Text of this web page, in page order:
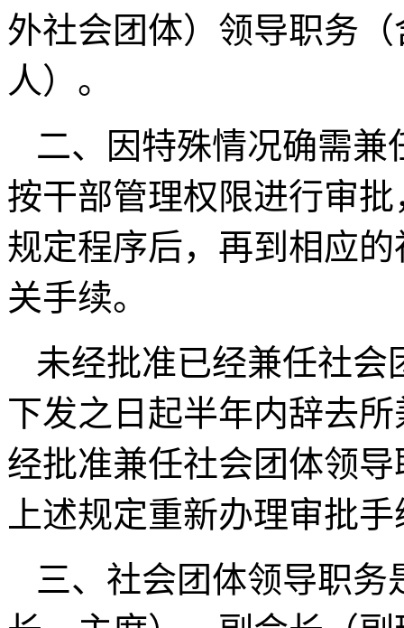
外社会团体）领导职务
人）。
二、因特殊情况确需
按干部管理权限进行审
规定程序后，再到相应
关手续。
未经批准已经兼任社
下发之日起半年内辞去
经批准兼任社会团体领
上述规定重新办理审批
三、社会团体领导职